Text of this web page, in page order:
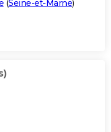
(Seine-et-Marne)